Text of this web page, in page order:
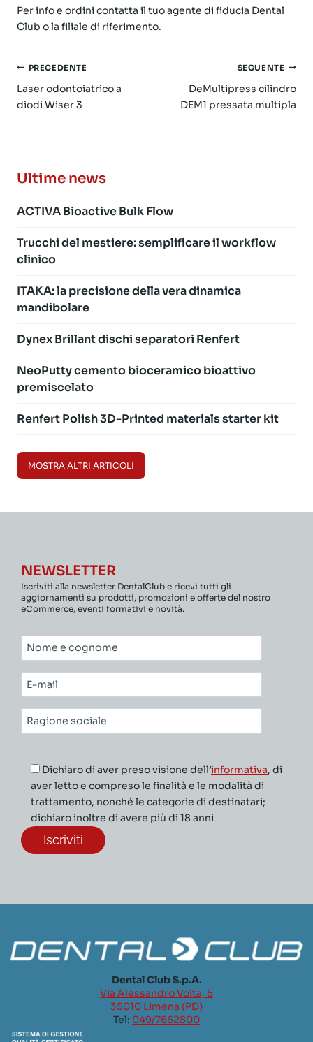
Per info e ordini contatta il tuo agente di fiducia Dental
Club o la filiale di riferimento.
Navigazione
articoli
PRECEDENTE
Laser odontoiatrico a
diodi Wiser 3
SEGUENTE
DeMultipress cilindro
DEM1 pressata multipla
Ultime news
ACTIVA Bioactive Bulk Flow
Trucchi del mestiere: semplificare il workflow
clinico
ITAKA: la precisione della vera dinamica
mandibolare
Dynex Brillant dischi separatori Renfert
NeoPutty cemento bioceramico bioattivo
premiscelato
Renfert Polish 3D-Printed materials starter kit
MOSTRA ALTRI ARTICOLI
NEWSLETTER
Iscriviti alla newsletter DentalClub e ricevi tutti gli
aggiornamenti su prodotti, promozioni e offerte del nostro
eCommerce, eventi formativi e novità.
Nome
e
cognome*
E-
mail*
Ragione
sociale*
Dichiaro di aver preso visione dell’informativa, di
aver letto e compreso le finalità e le modalità di
trattamento, nonché le categorie di destinatari;
dichiaro inoltre di avere più di 18 anni
Dental Club S.p.A.
Via Alessandro Volta, 5
35010 Limena (PD)
Tel: 049/7662800